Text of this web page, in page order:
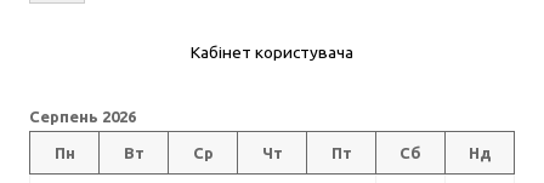
Кабінет користувача
Серпень 2026
Пн Вт Ср Чт Пт Сб Нд